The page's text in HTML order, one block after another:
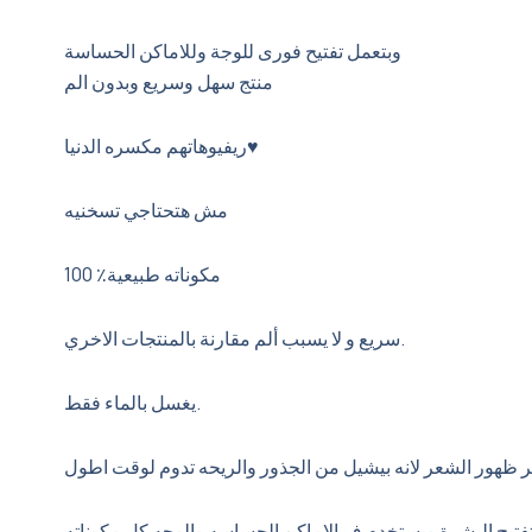
وبتعمل تفتيح فورى للوجة وللاماكن الحساسة
منتج سهل وسريع وبدون الم
ريفيوهاتهم مكسره الدنيا♥️
مش هتحتاجي تسخنيه
مكوناته طبيعية٪؜ 100
سريع و لا يسبب ألم مقارنة بالمنتجات الاخري.
يغسل بالماء فقط.
ظهور الشعر لانه بيشيل من الجذور والريحه تدوم لوقت اطول